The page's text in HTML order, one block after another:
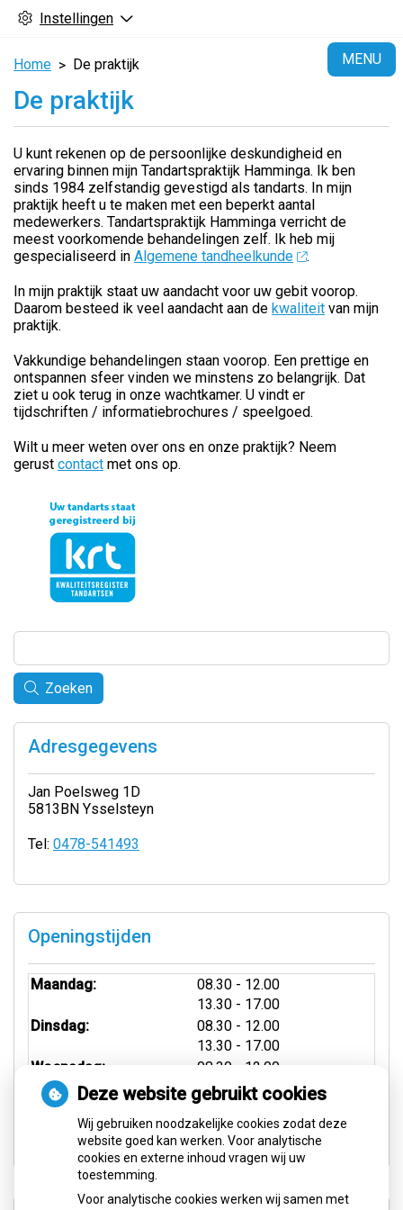
Instellingen
MENU
Home De praktijk
De praktijk
U kunt rekenen op de persoonlijke deskundigheid en
ervaring binnen mijn Tandartspraktijk Hamminga. Ik ben
sinds 1984 zelfstandig gevestigd als tandarts. In mijn
praktijk heeft u te maken met een beperkt aantal
medewerkers. Tandartspraktijk Hamminga verricht de
meest voorkomende behandelingen zelf. Ik heb mij
gespecialiseerd in Algemene tandheelkunde .
In mijn praktijk staat uw aandacht voor uw gebit voorop.
Daarom besteed ik veel aandacht aan de kwaliteit van mijn
praktijk.
Vakkundige behandelingen staan voorop. Een prettige en
ontspannen sfeer vinden we minstens zo belangrijk. Dat
ziet u ook terug in onze wachtkamer. U vindt er
tijdschriften / informatiebrochures / speelgoed.
Wilt u meer weten over ons en onze praktijk? Neem
gerust contact met ons op.
Zoeken
Adresgegevens
Jan Poelsweg 1D
5813BN Ysselsteyn
Tel: 0478-541493
Openingstijden
Maandag: 08.30 tot
- 12.00
13.30 tot
- 17.00
Dinsdag:
08.30 tot
- 12.00
13.30 tot
- 17.00
Woensdag:
08.30 tot
- 12.00
13.30tot
- 17.00
Donderdag:
08.30
13.30 tot
- 17.00
Deze website gebruikt cookies
Wij gebruiken noodzakelijke cookies zodat deze
website goed kan werken. Voor analytische
cookies en externe inhoud vragen wij uw
toestemming.
Voor analytische cookies werken wij samen met